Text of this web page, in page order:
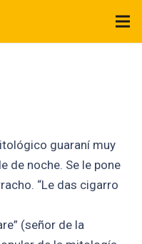
guaraní muy
de noche. Se le pone
“Le das cigarro
(señor de la